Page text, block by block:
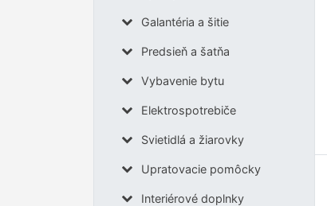
Galantéria a šitie
Predsieň a šatňa
Vybavenie bytu
Elektrospotrebiče
Svietidlá a žiarovky
Upratovacie pomôcky
Interiérové doplnky